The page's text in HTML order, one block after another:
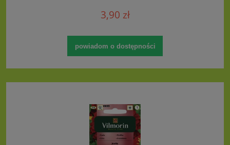
3,90 zł
powiadom o dostępności